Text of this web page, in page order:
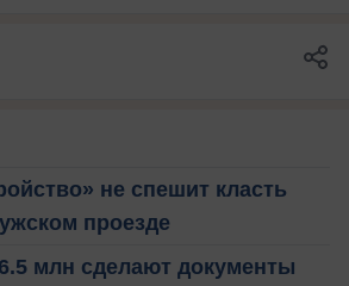
не спешит класть
проезде
млн сделают документы